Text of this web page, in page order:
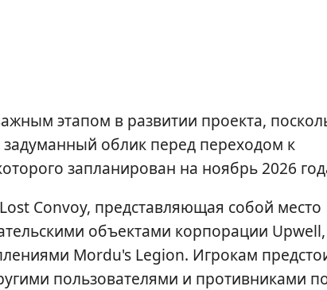
этапом в развитии проекта,
облик перед переходом к
запланирован на ноябрь 2026
Convoy, представляющая собой место
объектами корпорации Upwell,
Mordu's Legion. Игрокам
пользователями и противниками